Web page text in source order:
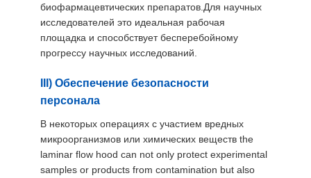
биофармацевтических препаратов.Для научных
исследователей это идеальная рабочая
площадка и способствует бесперебойному
прогрессу научных исследований.
III) Обеспечение безопасности
персонала
В некоторых операциях с участием вредных
микроорганизмов или химических веществ the
laminar flow hood can not only protect experimental
samples or products from contamination but also